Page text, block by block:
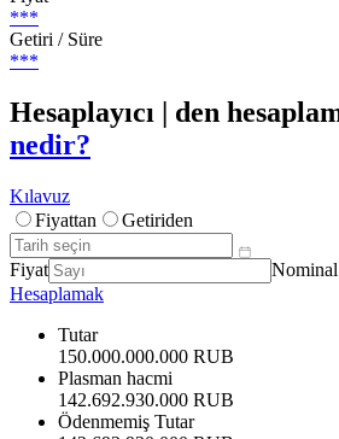
***
Getiri / Süre
***
Hesaplayıcı | den
nedir?
Kılavuz
Fiyattan
Getiriden
Fiyat
Hesaplamak
Tutar
150.000.000.000 RUB
Plasman hacmi
142.692.930.000 RUB
Ödenmemiş Tutar